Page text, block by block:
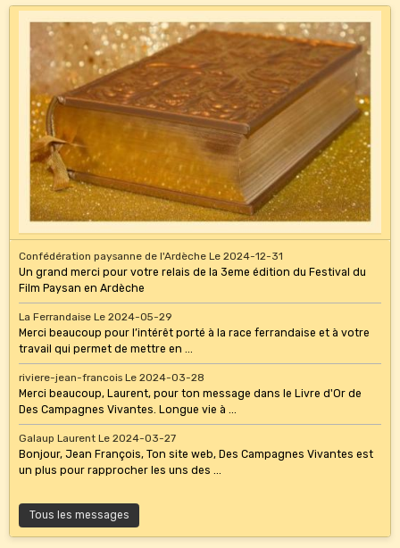
Confédération paysanne de l'Ardèche Le 2024-12-31
Un grand merci pour votre relais de la 3eme édition du Festival du
Film Paysan en Ardèche
La Ferrandaise Le 2024-05-29
Merci beaucoup pour l’intérêt porté à la race ferrandaise et à votre
travail qui permet de mettre en ...
riviere-jean-francois Le 2024-03-28
Merci beaucoup, Laurent, pour ton message dans le Livre d'Or de
Des Campagnes Vivantes. Longue vie à ...
Galaup Laurent Le 2024-03-27
Bonjour, Jean François, Ton site web, Des Campagnes Vivantes est
un plus pour rapprocher les uns des ...
Tous les messages